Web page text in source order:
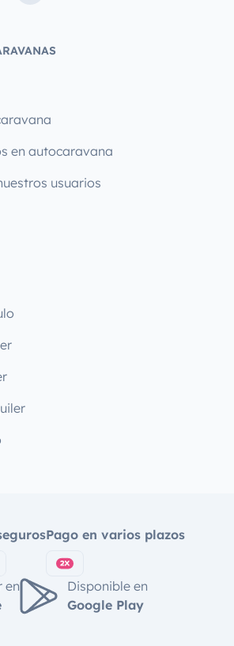
en autocaravana
usuarios
Pago en varios plazos
en
Disponible en
Google Play